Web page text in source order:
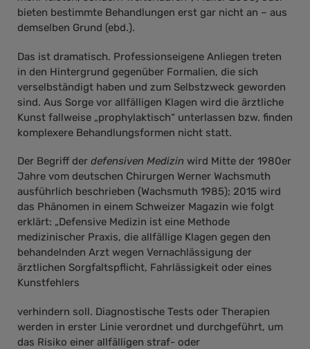
bieten bestimmte Behandlungen erst gar nicht an – aus
demselben Grund (ebd.).
Das ist dramatisch. Professionseigene Anliegen treten
in den Hintergrund gegenüber Formalien, die sich
verselbständigt haben und zum Selbstzweck geworden
sind. Aus Sorge vor allfälligen Klagen wird die ärztliche
Kunst fallweise „prophylaktisch“ unterlassen bzw. finden
komplexere Behandlungsformen nicht statt.
Der Begriff der defensiven Medizin wird Mitte der 1980er
Jahre vom deutschen Chirurgen Werner Wachsmuth
ausführlich beschrieben (Wachsmuth 1985); 2015 wird
das Phänomen in einem Schweizer Magazin wie folgt
erklärt: „Defensive Medizin ist eine Methode
medizinischer Praxis, die allfällige Klagen gegen den
behandelnden Arzt wegen Vernachlässigung der
ärztlichen Sorgfaltspflicht, Fahrlässigkeit oder eines
Kunstfehlers
verhindern soll. Diagnostische Tests oder Therapien
werden in erster Linie verordnet und durchgeführt, um
das Risiko einer allfälligen straf- oder